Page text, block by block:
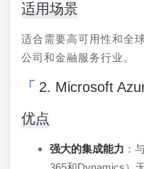
适用场景
适合需要高可用性和全
公司和金融服务行业。
2. Microsoft
优点
强大的集成能力 ：